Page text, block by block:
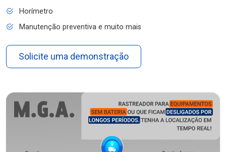
Horímetro
Manutenção preventiva e muito mais
Solicite uma demonstração